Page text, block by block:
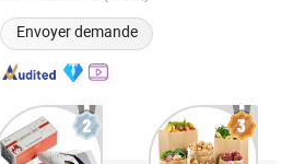
Envoyer demande